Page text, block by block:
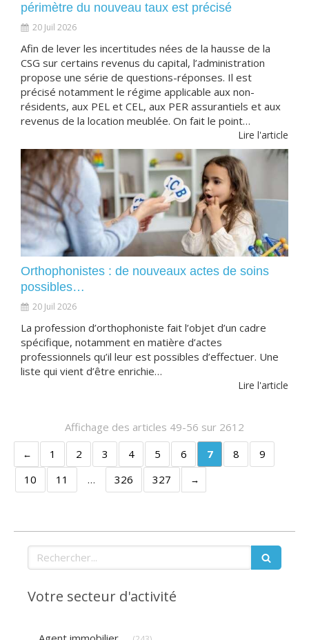
périmètre du nouveau taux est précisé
20 Juil 2026
Afin de lever les incertitudes nées de la hausse de la
CSG sur certains revenus du capital, l’administration
propose une série de questions-réponses. Il est
précisé notamment le régime applicable aux non-
résidents, aux PEL et CEL, aux PER assurantiels et aux
revenus de la location meublée. On fait le point…
Lire l'article
Orthophonistes : de nouveaux actes de soins
possibles…
20 Juil 2026
La profession d’orthophoniste fait l’objet d’un cadre
spécifique, notamment en matière d’actes
professionnels qu’il leur est possibles d’effectuer. Une
liste qui vient d’être enrichie…
Lire l'article
Affichage des articles 49-56 sur 2612
1
2 3 4 5 6 7 8
9
10
11 … 326 327
Rechercher
Votre secteur d'activité